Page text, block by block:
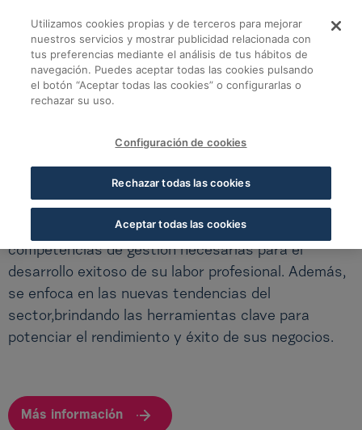
Programa ejecutivo
Volver a todos los cursos
Programa ejecutivo de gerencia - Valladolid
Este programa formativo está diseñado para que
los participantes adquieran todas las
competencias de gestión necesarias para el
desarrollo exitoso de su labor profesional. Además,
se enfoca en las nuevas tendencias del
sector,brindando las herramientas clave para
potenciar el rendimiento y éxito de sus negocios.
Más información
Utilizamos cookies propias y de terceros para mejorar
nuestros servicios y mostrar publicidad relacionada con
tus preferencias mediante el análisis de tus hábitos de
navegación. Puedes aceptar todas las cookies pulsando
el botón “Aceptar todas las cookies” o configurarlas o
rechazar su uso.
Configuración de cookies
Rechazar todas las cookies
Aceptar todas las cookies